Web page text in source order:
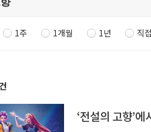
1주 1개월 1년 직
건
‘전설의 고향’